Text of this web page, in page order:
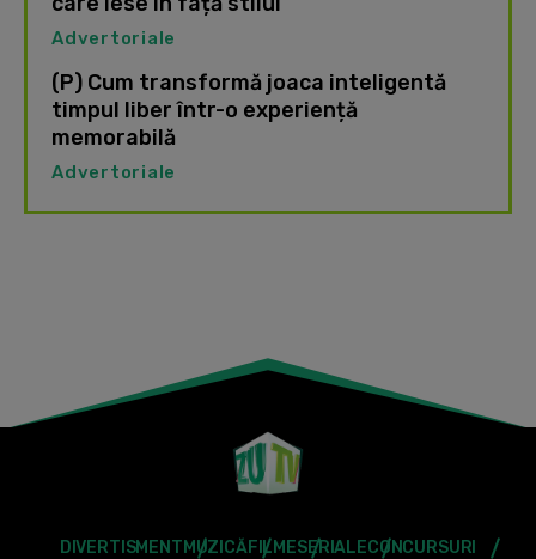
Advertoriale
(P) Cum transformă joaca inteligentă
timpul liber într-o experiență
memorabilă
Advertoriale
DIVERTISMENT MUZICĂFILMESERIALECONCURSURI